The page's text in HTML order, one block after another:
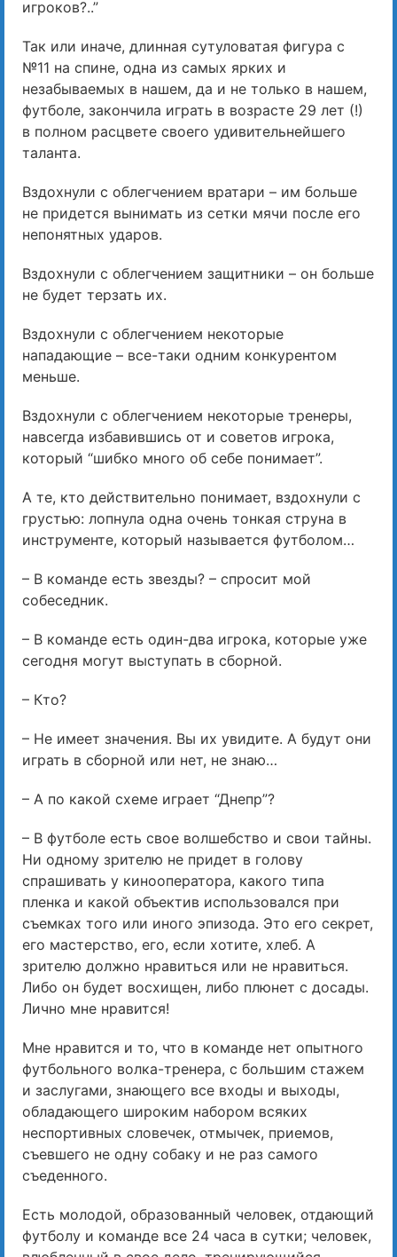
игроков?..”
Так или иначе, длинная сутуловатая фигура с
№11 на спине, одна из самых ярких и
незабываемых в нашем, да и не только в нашем,
футболе, закончила играть в возрасте 29 лет (!)
в полном расцвете своего удивительнейшего
таланта.
Вздохнули с облегчением вратари – им больше
не придется вынимать из сетки мячи после его
непонятных ударов.
Вздохнули с облегчением защитники – он больше
не будет терзать их.
Вздохнули с облегчением некоторые
нападающие – все-таки одним конкурентом
меньше.
Вздохнули с облегчением некоторые тренеры,
навсегда избавившись от и советов игрока,
который “шибко много об себе понимает”.
А те, кто действительно понимает, вздохнули с
грустью: лопнула одна очень тонкая струна в
инструменте, который называется футболом…
– В команде есть звезды? – спросит мой
собеседник.
– В команде есть один-два игрока, которые уже
сегодня могут выступать в сборной.
– Кто?
– Не имеет значения. Вы их увидите. А будут они
играть в сборной или нет, не знаю…
– А по какой схеме играет “Днепр”?
– В футболе есть свое волшебство и свои тайны.
Ни одному зрителю не придет в голову
спрашивать у кинооператора, какого типа
пленка и какой объектив использовался при
съемках того или иного эпизода. Это его секрет,
его мастерство, его, если хотите, хлеб. А
зрителю должно нравиться или не нравиться.
Либо он будет восхищен, либо плюнет с досады.
Лично мне нравится!
Мне нравится и то, что в команде нет опытного
футбольного волка-тренера, с большим стажем
и заслугами, знающего все входы и выходы,
обладающего широким набором всяких
неспортивных словечек, отмычек, приемов,
съевшего не одну собаку и не раз самого
съеденного.
Есть молодой, образованный человек, отдающий
футболу и команде все 24 часа в сутки; человек,